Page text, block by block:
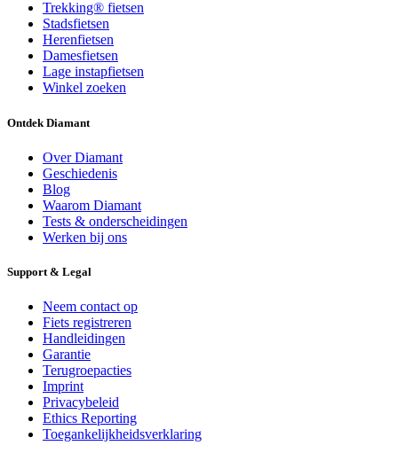
Trekking® fietsen
Stadsfietsen
Herenfietsen
Damesfietsen
Lage instapfietsen
Winkel zoeken
Ontdek Diamant
Over Diamant
Geschiedenis
Blog
Waarom Diamant
Tests & onderscheidingen
Werken bij ons
Support & Legal
Neem contact op
Fiets registreren
Handleidingen
Garantie
Terugroepacties
Imprint
Privacybeleid
Ethics Reporting
Toegankelijkheidsverklaring